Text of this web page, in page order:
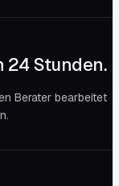
24 Stunden.
Berater bearbeitet